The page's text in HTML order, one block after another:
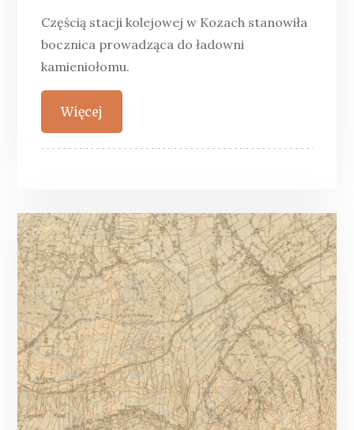
Częścią stacji kolejowej w Kozach stanowiła
bocznica prowadząca do ładowni
kamieniołomu.
Więcej